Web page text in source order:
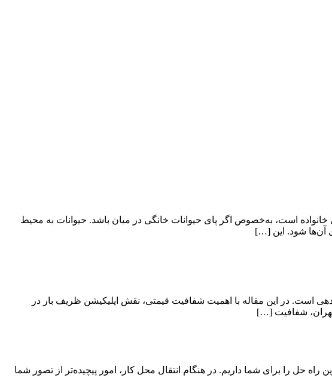
است، به‌خصوص اگر پای حیوانات خانگی در میان باشد. حیوانات به محیط
آن‌ها شود. این […]
است. در این مقاله با اهمیت شفافیت قیمتی، نقش اپلیکیشن ظریف بار در
تهران، شفافیت […]
راه حل را برای شما داریم. در هنگام انتقال محل کار، امور پیچیده‌تر از تصور شما